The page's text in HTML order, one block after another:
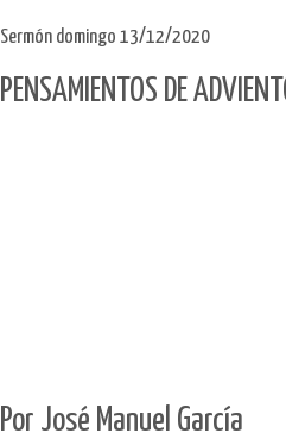
Sermón domingo 13/12/2020
PENSAMIENTOS DE
Por José Manuel García